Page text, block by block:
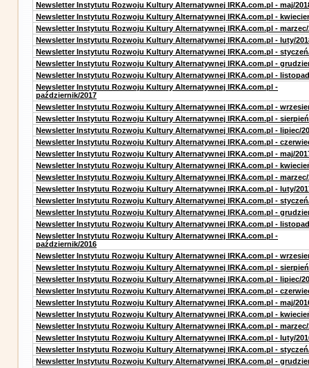
Newsletter Instytutu Rozwoju Kultury Alternatywnej IRKA.com.pl - maj/
Newsletter Instytutu Rozwoju Kultury Alternatywnej IRKA.com.pl -
Newsletter Instytutu Rozwoju Kultury Alternatywnej IRKA.com.pl - marzec/
Newsletter Instytutu Rozwoju Kultury Alternatywnej IRKA.com.pl - luty/
Newsletter Instytutu Rozwoju Kultury Alternatywnej IRKA.com.pl -
Newsletter Instytutu Rozwoju Kultury Alternatywnej IRKA.com.pl -
Newsletter Instytutu Rozwoju Kultury Alternatywnej IRKA.com.pl -
Newsletter Instytutu Rozwoju Kultury Alternatywnej IRKA.com.pl -
październik/2017
Newsletter Instytutu Rozwoju Kultury Alternatywnej IRKA.com.pl -
Newsletter Instytutu Rozwoju Kultury Alternatywnej IRKA.com.pl -
Newsletter Instytutu Rozwoju Kultury Alternatywnej IRKA.com.pl - lipiec/
Newsletter Instytutu Rozwoju Kultury Alternatywnej IRKA.com.pl -
Newsletter Instytutu Rozwoju Kultury Alternatywnej IRKA.com.pl - maj/
Newsletter Instytutu Rozwoju Kultury Alternatywnej IRKA.com.pl -
Newsletter Instytutu Rozwoju Kultury Alternatywnej IRKA.com.pl - marzec/
Newsletter Instytutu Rozwoju Kultury Alternatywnej IRKA.com.pl - luty/
Newsletter Instytutu Rozwoju Kultury Alternatywnej IRKA.com.pl -
Newsletter Instytutu Rozwoju Kultury Alternatywnej IRKA.com.pl -
Newsletter Instytutu Rozwoju Kultury Alternatywnej IRKA.com.pl -
Newsletter Instytutu Rozwoju Kultury Alternatywnej IRKA.com.pl -
październik/2016
Newsletter Instytutu Rozwoju Kultury Alternatywnej IRKA.com.pl -
Newsletter Instytutu Rozwoju Kultury Alternatywnej IRKA.com.pl -
Newsletter Instytutu Rozwoju Kultury Alternatywnej IRKA.com.pl - lipiec/
Newsletter Instytutu Rozwoju Kultury Alternatywnej IRKA.com.pl -
Newsletter Instytutu Rozwoju Kultury Alternatywnej IRKA.com.pl - maj/
Newsletter Instytutu Rozwoju Kultury Alternatywnej IRKA.com.pl -
Newsletter Instytutu Rozwoju Kultury Alternatywnej IRKA.com.pl - marzec/
Newsletter Instytutu Rozwoju Kultury Alternatywnej IRKA.com.pl - luty/
Newsletter Instytutu Rozwoju Kultury Alternatywnej IRKA.com.pl -
Newsletter Instytutu Rozwoju Kultury Alternatywnej IRKA.com.pl -